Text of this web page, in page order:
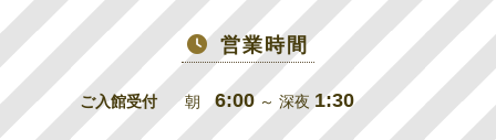
営業時間
ご入館受付 朝 6:00～ 深夜 1:30